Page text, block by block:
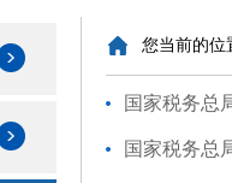
您当前的位
国家税务总
国家税务总